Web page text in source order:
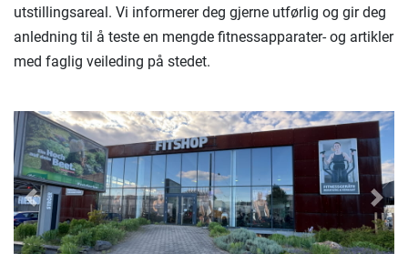
utstillingsareal. Vi informerer deg gjerne utførlig og gir deg
anledning til å teste en mengde fitnessapparater- og artikler
med faglig veileding på stedet.
Previous Next